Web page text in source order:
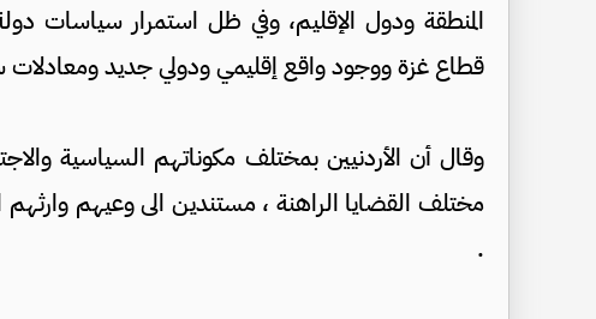
المنطقة ودول الإقليم، وفي ظل استمرار سياسات
قطاع غزة ووجود واقع إقليمي ودولي جديد ومعادلات
وقال أن الأردنيين بمختلف مكوناتهم السياسية
مختلف القضايا الراهنة ، مستندين الى وعيهم
.